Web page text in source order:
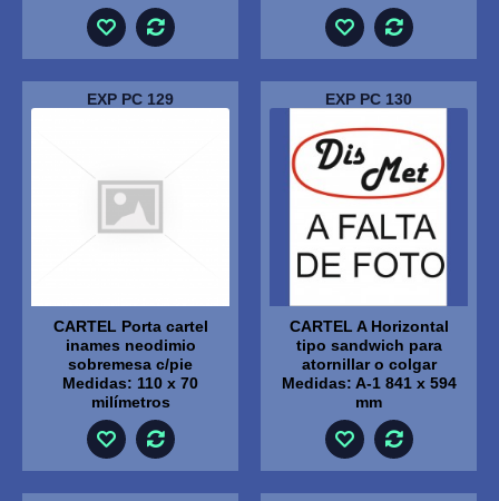
EXP PC 129
CARTEL Porta cartel
inames neodimio
sobremesa c/pie
Medidas: 110 x 70
milímetros
EXP PC 130
CARTEL A Horizontal
tipo sandwich para
atornillar o colgar
Medidas: A-1 841 x 594
mm